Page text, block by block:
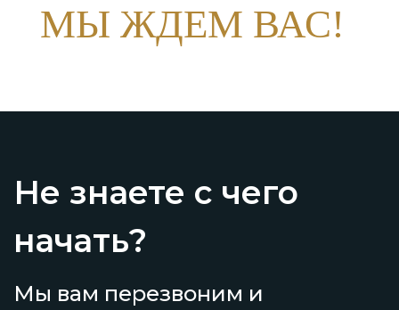
МЫ ЖДЕМ ВАС!
Не знаете с чего
начать?
Мы вам перезвоним и